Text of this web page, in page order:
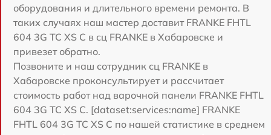
оборудования и длительного времени ремонта. В
таких случаях наш мастер доставит FRANKE FHTL
604 3G TC XS C в сц FRANKE в Хабаровске и
привезет обратно.
Позвоните и наш сотрудник сц FRANKE в
Хабаровске проконсультирует и рассчитает
стоимость работ над варочной панели FRANKE FHTL
604 3G TC XS C. [dataset:services:name] FRANKE
FHTL 604 3G TC XS C по нашей статистике в среднем